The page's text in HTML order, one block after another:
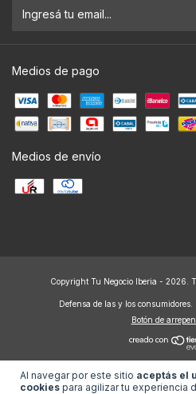
Al navegar por este sitio aceptás el
cookies para agilizar tu experiencia
Medios de pago
Medios de envío
Copyright Tu Negocio Iberia - 2026.
Defensa de las y los consumidores.
Botón de